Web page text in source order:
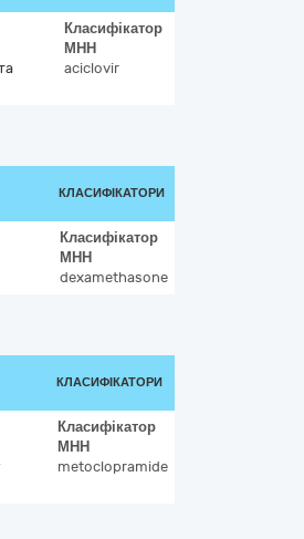
Класифікатор
МНН
aciclovir
КЛАСИФІКАТОРИ
Класифікатор
МНН
dexamethasone
КЛАСИФІКАТОРИ
Класифікатор
МНН
metoclopramide